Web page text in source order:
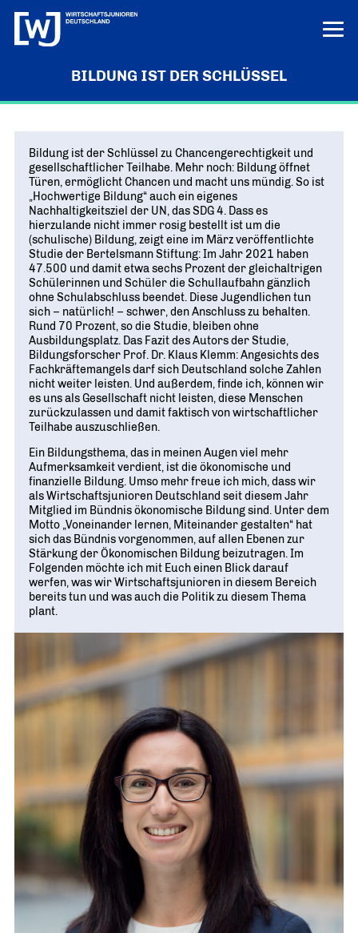
LERN UNS KENNEN
ÜBER UNS
Die junge Wirtschaft
MISSION UND ZIELE
Vor Ort
KREISE IN DEN REGIONEN
Bundesvorstand
DAS FÜHRUNGSTEAM DES VERBANDS
Bundesgeschäftsstelle
ANSPRECHPARTNER IN BERLIN
Geschichte
70 JAHRE WJD
Partner
NETZWERKE WELTWEIT
Partner
Deutsche Industrie- und Handelskammer (DIHK)
Junior Chamber International (JCI)
G20 Young Entrepreneurs‘ Alliance
PROJEKTE
Ausbildungs-Ass
DEUTSCHLANDS BESTE AUSBILDER
Unternehmen Vielfalt
VIELFALT STÄRKT ZUKUNFT
Tag der jungen Wirtschaft
WIRTSCHAFTSGIPFEL
Know-how-Transfer
WIRTSCHAFT TRIFFT POLITIK
WJD Training
WJD TRAINING
BERUFSEINSTIEG ERLEICHTERN
Wirtschaftswissen im Wettbewerb (w³)
WIRTSCHAFTSQUIZ FÜR SCHÜLER
CYE
CREATIVE YOUNG ENTREPRENEUR
POSITIONEN
Junge Wirtschaft. Starke Zukunft
„UNSERE POSITIONEN IM ÜBERBLICK“
Innovation und Gründung
Digitalisierung
Europa und die Welt
Beruf und Familie
Bildung und Fachkräfte
Energie und Nachhaltigkeit
PRESSE
Pressemitteilungen
AKTUELLE MELDUNGEN
NEWS
Aktuelles
NEWS AUS DEM VERBAND
Publikationen
POSITIONSPAPIERE, BROSCHÜREN
Magazin
DIE JUNGE WIRTSCHAFT
BILDUNG IST DER SCHLÜSSEL
Bildung ist der Schlüssel zu Chancengerechtigkeit und
gesellschaftlicher Teilhabe. Mehr noch: Bildung öffnet
Türen, ermöglicht Chancen und macht uns mündig. So ist
„Hochwertige Bildung“ auch ein eigenes
Nachhaltigkeitsziel der UN, das SDG 4. Dass es
hierzulande nicht immer rosig bestellt ist um die
(schulische) Bildung, zeigt eine im März veröffentlichte
Studie der Bertelsmann Stiftung: Im Jahr 2021 haben
47.500 und damit etwa sechs Prozent der gleichaltrigen
Schülerinnen und Schüler die Schullaufbahn gänzlich
ohne Schulabschluss beendet. Diese Jugendlichen tun
sich – natürlich! – schwer, den Anschluss zu behalten.
Rund 70 Prozent, so die Studie, bleiben ohne
Ausbildungsplatz. Das Fazit des Autors der Studie,
Bildungsforscher Prof. Dr. Klaus Klemm: Angesichts des
Fachkräftemangels darf sich Deutschland solche Zahlen
nicht weiter leisten. Und außerdem, finde ich, können wir
es uns als Gesellschaft nicht leisten, diese Menschen
zurückzulassen und damit faktisch von wirtschaftlicher
Teilhabe auszuschließen.
Ein Bildungsthema, das in meinen Augen viel mehr
Aufmerksamkeit verdient, ist die ökonomische und
finanzielle Bildung. Umso mehr freue ich mich, dass wir
als Wirtschaftsjunioren Deutschland seit diesem Jahr
Mitglied im Bündnis ökonomische Bildung sind. Unter dem
Motto „Voneinander lernen, Miteinander gestalten“ hat
sich das Bündnis vorgenommen, auf allen Ebenen zur
Stärkung der Ökonomischen Bildung beizutragen. Im
Folgenden möchte ich mit Euch einen Blick darauf
werfen, was wir Wirtschaftsjunioren in diesem Bereich
bereits tun und was auch die Politik zu diesem Thema
plant.